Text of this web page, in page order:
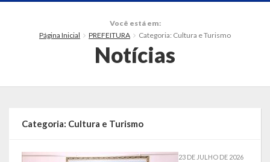
Localização
Você está em:
Página Inicial
PREFEITURA Categoria: Cultura e Turismo
Notícias
Categoria: Cultura e Turismo
23 DE JULHO DE 2026